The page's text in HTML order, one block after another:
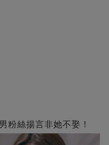
粉絲揚言非她不娶！